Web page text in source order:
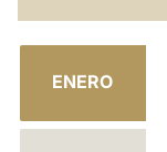
C
L
ENERO